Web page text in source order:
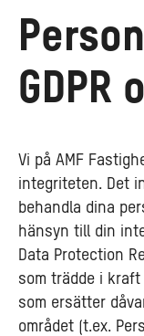
Vi på AMF
integriteten. Det
behandla dina
hänsyn till din
Data Protection
som trädde i kraft
som ersätter
området (t.ex.